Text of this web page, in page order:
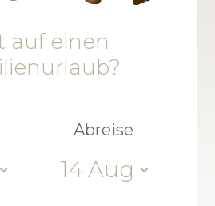
auf einen
Abreise
14 Aug